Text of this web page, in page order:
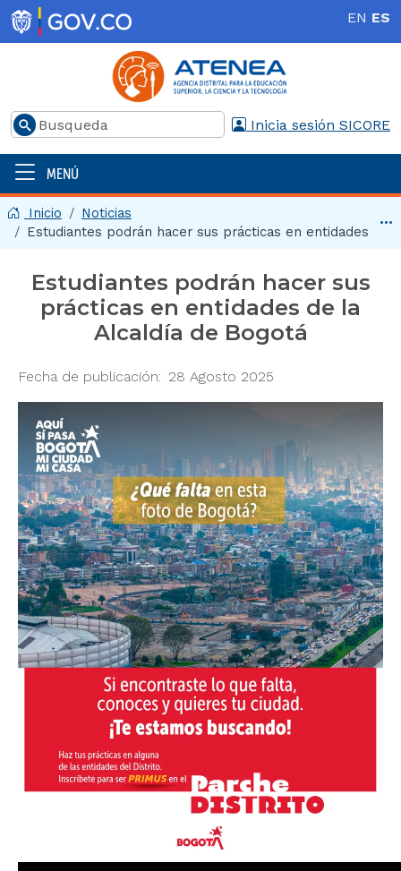
Pasar al contenido principal EN ES
Buscar Inicia sesión SICORE
Menú principal | 2025
MENÚ
Inicio
Noticias
Estudiantes podrán hacer sus prácticas en entidades de
Ir
Estudiantes podrán hacer sus
prácticas en entidades de la
Alcaldía de Bogotá
Fecha de publicación 28 Agosto 2025